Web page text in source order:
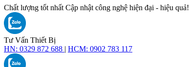
Chất lượng tốt nhấtCập nhật công nghệ hiện đại - hiệu quả!
Tư Vấn Thiết Bị
HN: 0329 872 688 | HCM: 0902 783 117